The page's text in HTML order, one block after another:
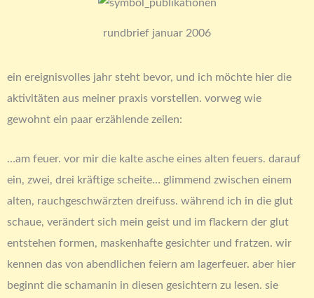
rundbrief januar 2006
ein ereignisvolles jahr steht bevor, und ich möchte hier die
aktivitäten aus meiner praxis vorstellen. vorweg wie
gewohnt ein paar erzählende zeilen:
…am feuer. vor mir die kalte asche eines alten feuers. darauf
ein, zwei, drei kräftige scheite… glimmend zwischen einem
alten, rauchgeschwärzten dreifuss. während ich in die glut
schaue, verändert sich mein geist und im flackern der glut
entstehen formen, maskenhafte gesichter und fratzen. wir
kennen das von abendlichen feiern am lagerfeuer. aber hier
beginnt die schamanin in diesen gesichtern zu lesen. sie